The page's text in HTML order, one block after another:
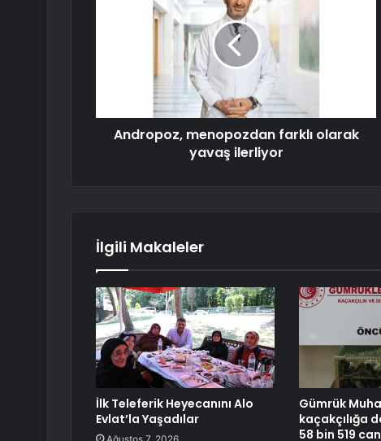
Andropoz, menopozdan farklı olarak
yavaş ilerliyor
İlgili Makaleler
İlk Teleferik Heyecanını Alo
Evlat’la Yaşadılar
Gümrük
kaçakçılığa
58 bin 519